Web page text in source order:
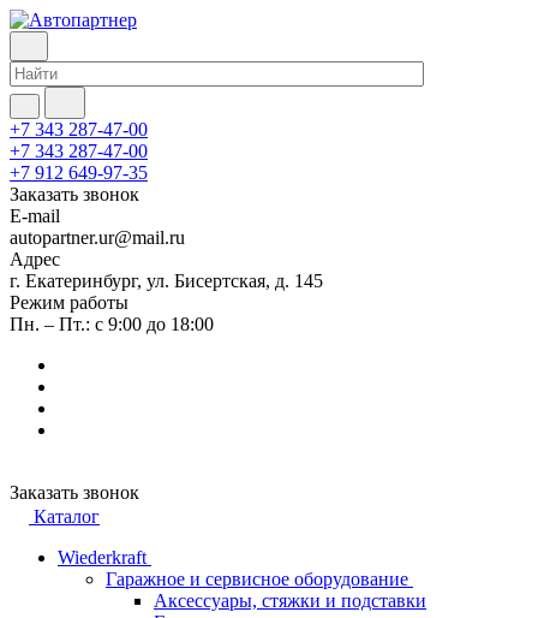
+7 343 287-47-00
+7 343 287-47-00
+7 912 649-97-35
Заказать звонок
E-mail
autopartner.ur@mail.ru
Адрес
г. Екатеринбург, ул. Бисертская, д. 145
Режим работы
Пн. – Пт.: с 9:00 до 18:00
Заказать звонок
Каталог
Wiederkraft
Гаражное и сервисное оборудование
Аксессуары, стяжки и подставки